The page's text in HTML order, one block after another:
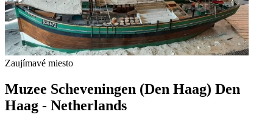
Zaujímavé miesto
Muzee Scheveningen (Den Haag) Den
Haag - Netherlands